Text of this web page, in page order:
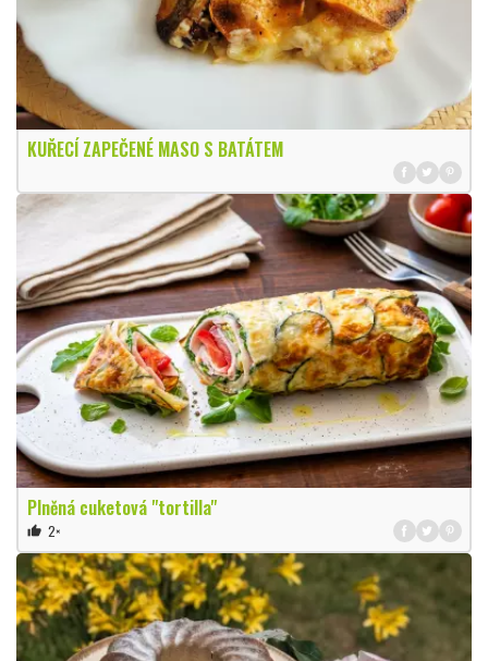
KUŘECÍ ZAPEČENÉ MASO S BATÁTEM
Plněná cuketová "tortilla"
thumb_up 2×